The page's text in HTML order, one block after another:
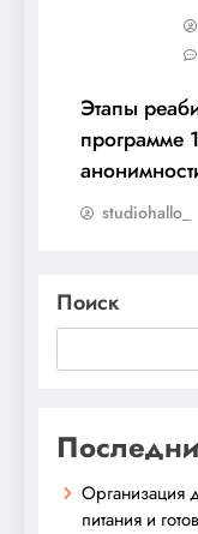
Этапы
программе
studiohallo_
Поиск
Организация
питания и